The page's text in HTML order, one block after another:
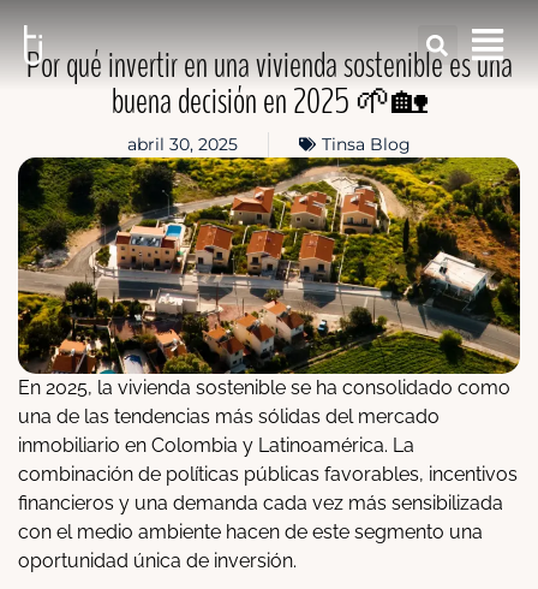
Por qué invertir en una vivienda sostenible es una
buena decisión en 2025 🌱🏡
abril 30, 2025 Tinsa Blog
En 2025, la vivienda sostenible se ha consolidado como
una de las tendencias más sólidas del mercado
inmobiliario en Colombia y Latinoamérica. La
combinación de políticas públicas favorables, incentivos
financieros y una demanda cada vez más sensibilizada
con el medio ambiente hacen de este segmento una
oportunidad única de inversión.